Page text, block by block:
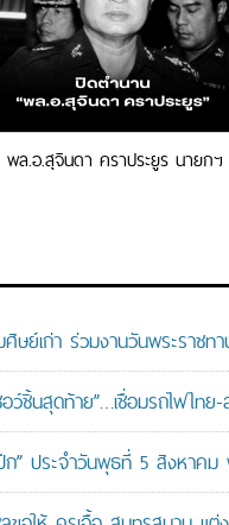
ล.อ.สุจินดา คราประยูร นายก
ษย์เก่า ร่วมงานวันพระราช
ว์ชิ้นสุดท้าย”…เชื่อมรถไฟไทย
ก” ประจำวันพุธที่ 5 สิงหาค